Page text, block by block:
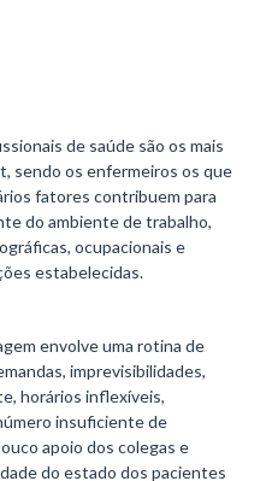
de saúde são os mais
sendo os enfermeiros os que
fatores contribuem para
do ambiente de trabalho,
ocupacionais e
estabelecidas.
envolve uma rotina de
imprevisibilidades,
horários inflexíveis,
insuficiente de
apoio dos colegas e
do estado dos pacientes